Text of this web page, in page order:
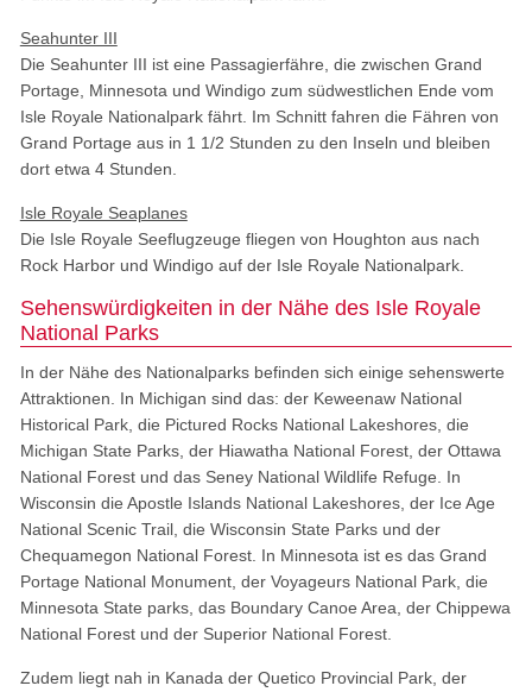
Seahunter III
Die Seahunter III ist eine Passagierfähre, die zwischen Grand
Portage, Minnesota und Windigo zum südwestlichen Ende vom
Isle Royale Nationalpark fährt. Im Schnitt fahren die Fähren von
Grand Portage aus in 1 1/2 Stunden zu den Inseln und bleiben
dort etwa 4 Stunden.
Isle Royale Seaplanes
Die Isle Royale Seeflugzeuge fliegen von Houghton aus nach
Rock Harbor und Windigo auf der Isle Royale Nationalpark.
Sehenswürdigkeiten in der Nähe des Isle Royale
National Parks
In der Nähe des Nationalparks befinden sich einige sehenswerte
Attraktionen. In Michigan sind das: der Keweenaw National
Historical Park, die Pictured Rocks National Lakeshores, die
Michigan State Parks, der Hiawatha National Forest, der Ottawa
National Forest und das Seney National Wildlife Refuge. In
Wisconsin die Apostle Islands National Lakeshores, der Ice Age
National Scenic Trail, die Wisconsin State Parks und der
Chequamegon National Forest. In Minnesota ist es das Grand
Portage National Monument, der Voyageurs National Park, die
Minnesota State parks, das Boundary Canoe Area, der Chippewa
National Forest und der Superior National Forest.
Zudem liegt nah in Kanada der Quetico Provincial Park, der